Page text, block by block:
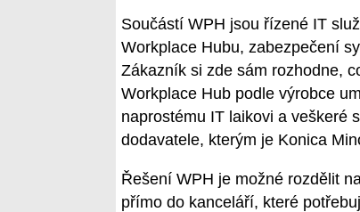
Součástí WPH jsou řízené IT
Workplace Hubu, zabezpečení
Zákazník si zde sám rozhodne,
Workplace Hub podle výrobce
naprostému IT laikovi a veškeré
dodavatele, kterým je Konica
Řešení WPH je možné rozdělit
přímo do kanceláří, které